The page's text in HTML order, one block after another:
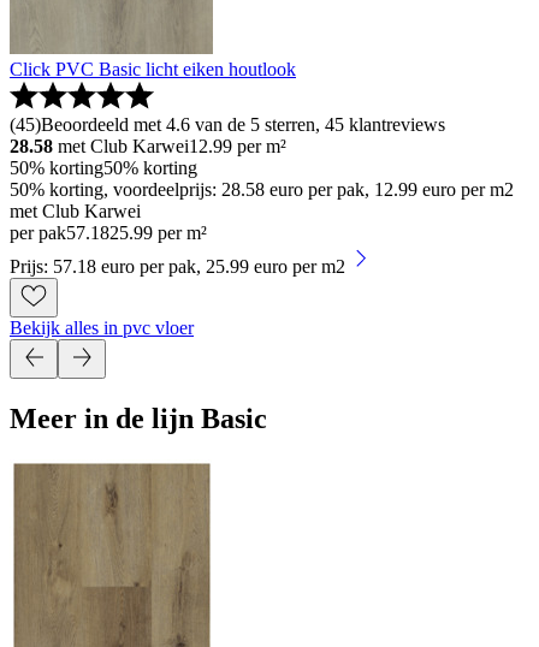
Click PVC Basic licht eiken houtlook
(45)Beoordeeld met 4.6 van de 5 sterren, 45 klantreviews
28.58 met Club Karwei12.99 per m²
50% korting50% korting
50% korting, voordeelprijs: 28.58 euro per pak, 12.99 euro per m2
met Club Karwei
per pak57.1825.99 per m²
Prijs: 57.18 euro per pak, 25.99 euro per m2
Bekijk alles in pvc vloer
Meer in de lijn Basic